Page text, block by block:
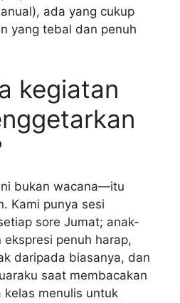
ada yang cukup
yang tebal dan penuh
kegiatan
bukan wacana—itu
Kami punya sesi
sore Jumat; anak-
penuh harap,
daripada biasanya, dan
saat membacakan
kelas menulis untuk